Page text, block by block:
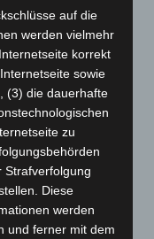
auf die
werden vielmehr
korrekt
sowie
(3) die dauerhafte
zu
Strafverfolgung
Diese
werden
und ferner mit dem